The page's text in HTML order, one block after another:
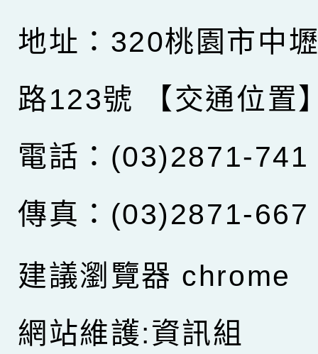
地址：320桃園市中
路123號
【交通位置
電話：(03)2871-741
傳真：(03)2871-667
建議瀏覽器 chrome
網站維護:資訊組